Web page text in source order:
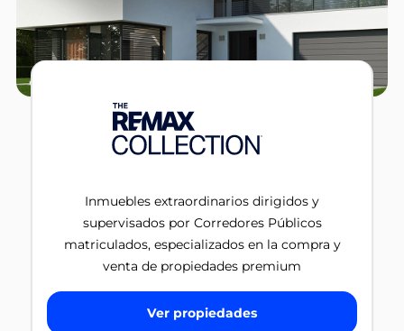
Inmuebles extraordinarios dirigidos y
supervisados por Corredores Públicos
matriculados, especializados en la compra y
venta de propiedades premium
Ver propiedades